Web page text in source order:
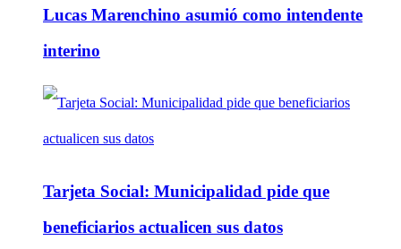
Lucas Marenchino asumió como intendente
interino
Tarjeta Social: Municipalidad pide que
beneficiarios actualicen sus datos